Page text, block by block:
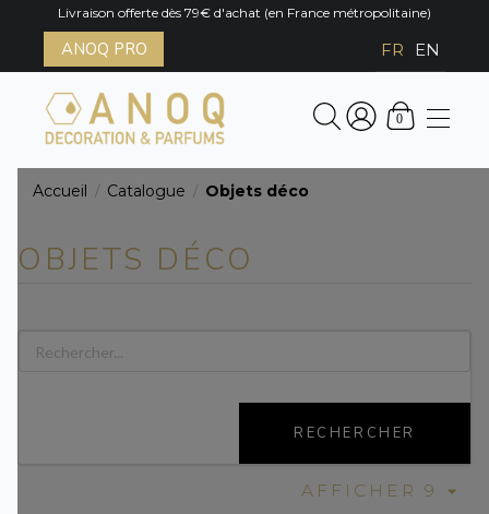
Livraison offerte dès 79€ d'achat (en France métropolitaine)
ANOQ PRO FR EN
0
Accueil / Catalogue / Objets déco
OBJETS DÉCO
RECHERCHER
AFFICHER 9